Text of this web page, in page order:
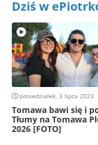
Dziś w
poniedziałek, 3 lipca 2023
Tomawa bawi się i
Tłumy na Tomawa
2026 [FOTO]